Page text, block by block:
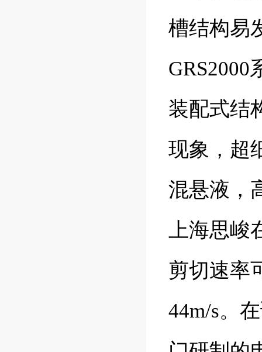
槽结构易
装配式结
现象，超
混悬液，
上海思峻
剪切速率
44m/s。